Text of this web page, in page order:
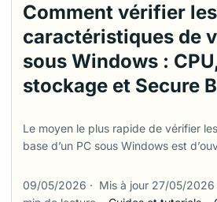
Comment vérifier les
caractéristiques de
sous Windows :
stockage et Secure
Le moyen le plus rapide de vérifier
base d’un PC sous Windows est
processeur, la mémoire RAM
et la version de Windows. Mais il ne
09/05/2026 · Mis à jour 27/05/2026